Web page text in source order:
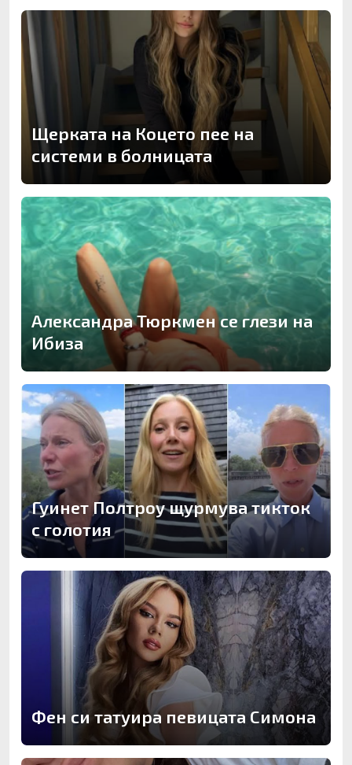
Щерката на Коцето пее на
системи в болницата
Александра Тюркмен се глези на
Ибиза
Гуинет Полтроу щурмува тикток
с голотия
Фен си татуира певицата Симона